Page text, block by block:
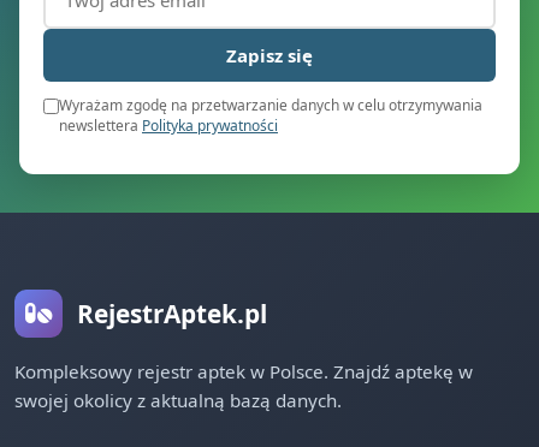
Zapisz się
Wyrażam zgodę na przetwarzanie danych w celu otrzymywania
newslettera Polityka prywatności
RejestrAptek.pl
Kompleksowy rejestr aptek w Polsce. Znajdź aptekę w
swojej okolicy z aktualną bazą danych.